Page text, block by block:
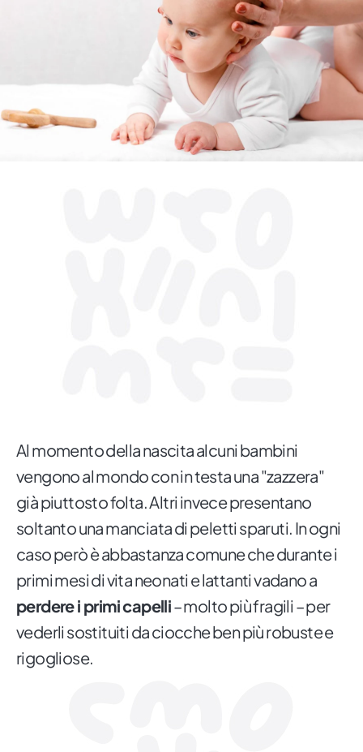
Al momento della nascita alcuni bambini
vengono al mondo con in testa una "zazzera"
già piuttosto folta. Altri invece presentano
soltanto una manciata di peletti sparuti. In ogni
caso però è abbastanza comune che durante i
primi mesi di vita neonati e lattanti vadano a
perdere i primi capelli– molto più fragili – per
vederli sostituiti da ciocche ben più robuste e
rigogliose.